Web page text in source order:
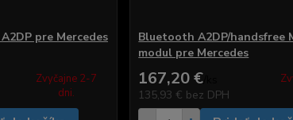
pre Mercedes
Zvyčajne 2-7
dni.
Bluetooth A2DP/handsfree
modul pre Mercedes
167,20 €
135,93 € bez DPH